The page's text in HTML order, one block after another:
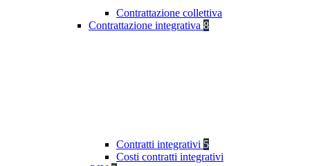
Contrattazione collettiva
Contrattazione integrativa 8
Contratti integrativi 5
Costi contratti integrativi